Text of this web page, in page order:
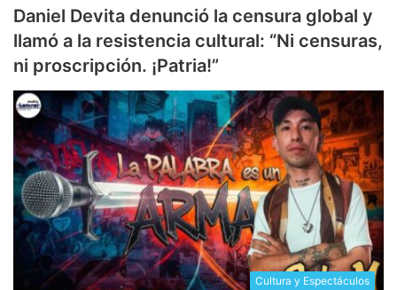
Daniel Devita denunció la censura global y
llamó a la resistencia cultural: “Ni censuras,
ni proscripción. ¡Patria!”
Cultura y Espectáculos